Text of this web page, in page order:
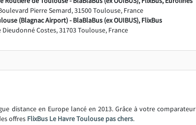
Pierre Semard, 31500 Toulouse, France
(Blagnac Airport) - BlaBlaBus (ex OUIBUS), FlixBus
Dieudonné Costes, 31703 Toulouse, France
distance en Europe lancé en 2013. Grâce à votre comparateur
offres FlixBus Le Havre Toulouse pas chers.